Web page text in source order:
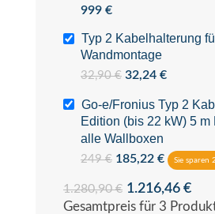
999 €
Typ 2 Kabelhalterung
Wandmontage
32,90€ 32,24 €
Go-e/Fronius Typ 2
Edition (bis 22 kW) 5 m
alle Wallboxen
249€ 185,22 € Sie sparen
1.280,90€ 1.216,46 €
Gesamtpreis für 3